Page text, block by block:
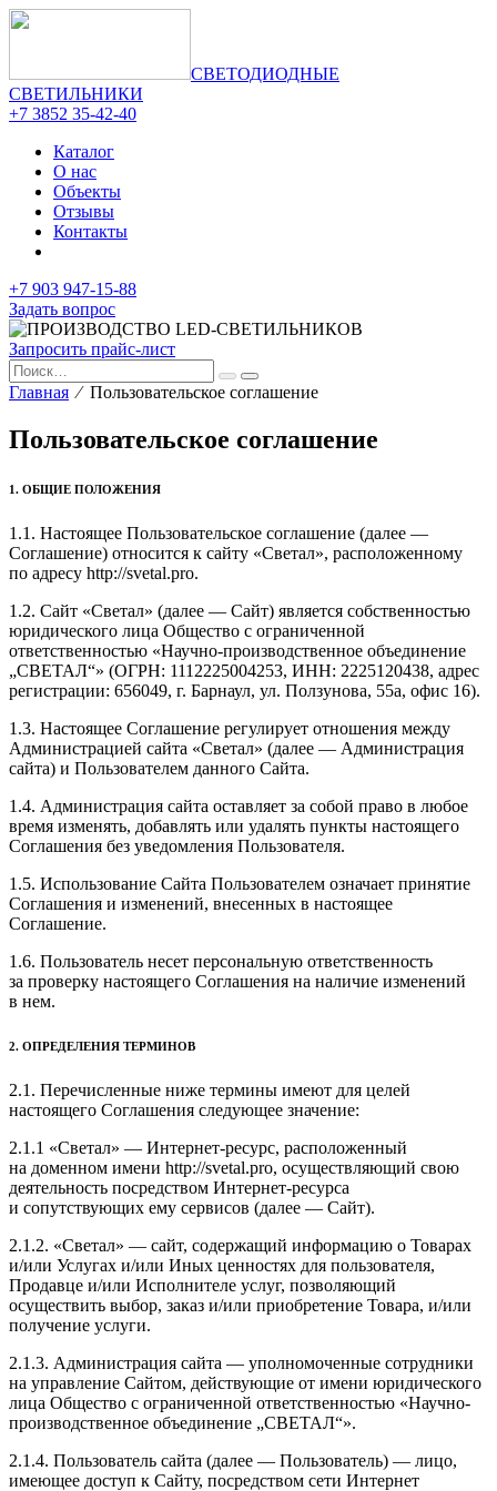
СВЕТОДИОДНЫЕ
СВЕТИЛЬНИКИ
+7 3852 35-42-40
Каталог
О нас
Объекты
Отзывы
Контакты
+7 903 947-15-88
Задать вопрос
Запросить прайс-лист
Главная ⁄ Пользовательское соглашение
Пользовательское соглашение
1. ОБЩИЕ ПОЛОЖЕНИЯ
1.1. Настоящее Пользовательское соглашение (далее —
Соглашение) относится к сайту «Светал», расположенному
по адресу http://svetal.pro.
1.2. Сайт «Светал» (далее — Сайт) является собственностью
юридического лица Общество с ограниченной
ответственностью «Научно-производственное объединение
„СВЕТАЛ“» (ОГРН: 1112225004253, ИНН: 2225120438, адрес
регистрации: 656049, г. Барнаул, ул. Ползунова, 55а, офис 16).
1.3. Настоящее Соглашение регулирует отношения между
Администрацией сайта «Светал» (далее — Администрация
сайта) и Пользователем данного Сайта.
1.4. Администрация сайта оставляет за собой право в любое
время изменять, добавлять или удалять пункты настоящего
Соглашения без уведомления Пользователя.
1.5. Использование Сайта Пользователем означает принятие
Соглашения и изменений, внесенных в настоящее
Соглашение.
1.6. Пользователь несет персональную ответственность
за проверку настоящего Соглашения на наличие изменений
в нем.
2. ОПРЕДЕЛЕНИЯ ТЕРМИНОВ
2.1. Перечисленные ниже термины имеют для целей
настоящего Соглашения следующее значение:
2.1.1 «Светал» — Интернет-ресурс, расположенный
на доменном имени http://svetal.pro, осуществляющий свою
деятельность посредством Интернет-ресурса
и сопутствующих ему сервисов (далее — Сайт).
2.1.2. «Светал» — сайт, содержащий информацию о Товарах
и/или Услугах и/или Иных ценностях для пользователя,
Продавце и/или Исполнителе услуг, позволяющий
осуществить выбор, заказ и/или приобретение Товара, и/или
получение услуги.
2.1.3. Администрация сайта — уполномоченные сотрудники
на управление Сайтом, действующие от имени юридического
лица Общество с ограниченной ответственностью «Научно-
производственное объединение „СВЕТАЛ“».
2.1.4. Пользователь сайта (далее — Пользователь) — лицо,
имеющее доступ к Сайту, посредством сети Интернет